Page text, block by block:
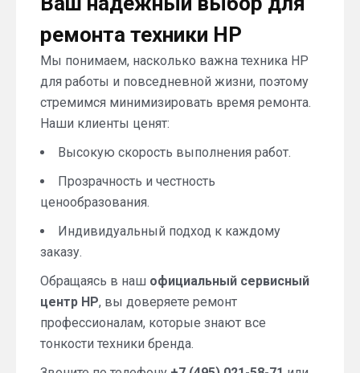
ремонта техники HP
Мы понимаем, насколько важна техника HP
для работы и повседневной жизни, поэтому
стремимся минимизировать время ремонта.
Наши клиенты ценят:
Высокую скорость выполнения работ.
Прозрачность и честность
ценообразования.
Индивидуальный подход к каждому
заказу.
Обращаясь в наш официальный сервисный
центр HP, вы доверяете ремонт
профессионалам, которые знают все
тонкости техники бренда.